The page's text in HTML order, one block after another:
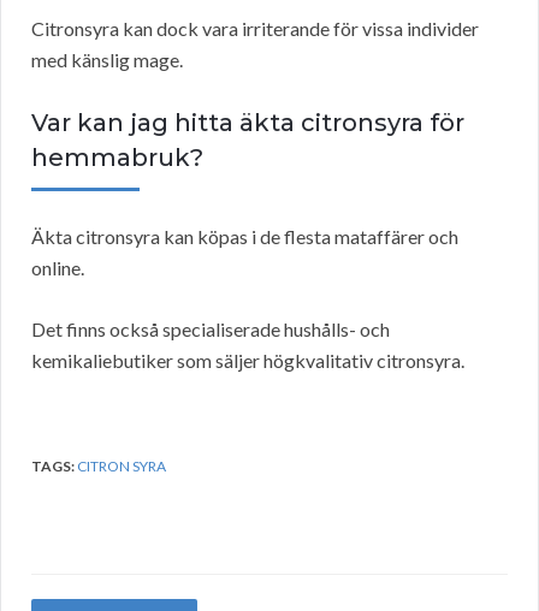
Citronsyra kan dock vara irriterande för vissa individer
med känslig mage.
Var kan jag hitta äkta citronsyra för
hemmabruk?
Äkta citronsyra kan köpas i de flesta mataffärer och
online.
Det finns också specialiserade hushålls- och
kemikaliebutiker som säljer högkvalitativ citronsyra.
TAGS: CITRON SYRA